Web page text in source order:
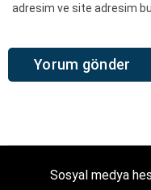
adresim ve site adresim bu
Sosyal medya